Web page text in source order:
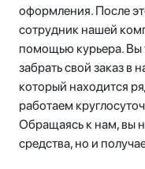
оформления. После
сотрудник нашей
помощью курьера. Вы
забрать свой заказ
который находится
работаем
Обращаясь к нам, вы
средства, но и